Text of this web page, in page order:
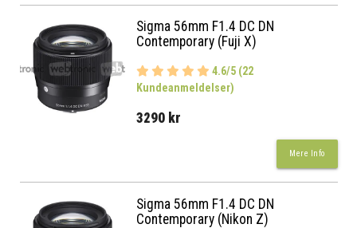
Sigma 56mm F1.4 DC DN
Contemporary (Fuji X)
4.6/5 (22
Kundeanmeldelser)
3290 kr
Mere Info
Sigma 56mm F1.4 DC DN
Contemporary (Nikon Z)